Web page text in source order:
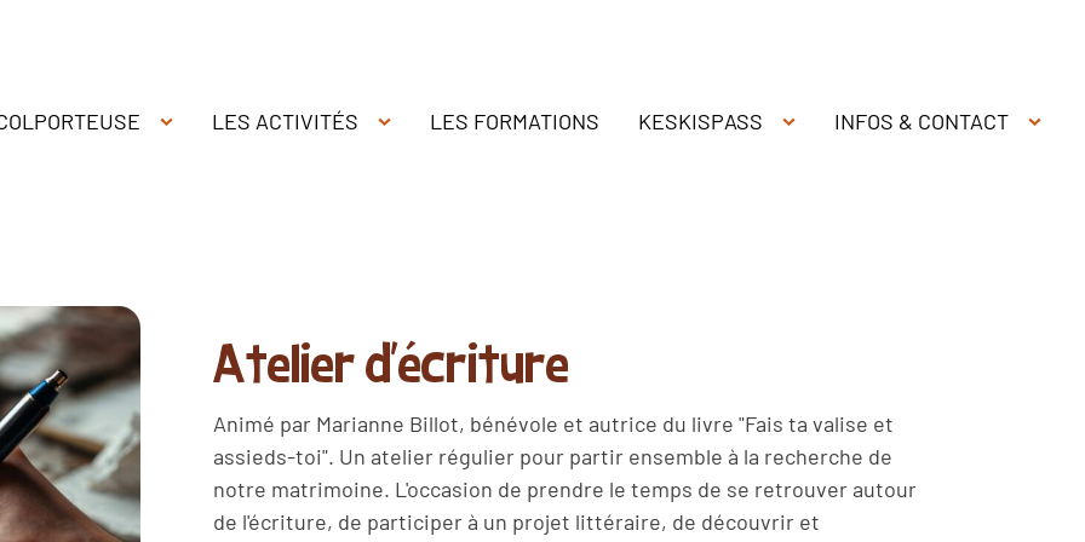
LES ACTIVITÉS LES FORMATIONS KESKISPASS INFOS & CONTACT
Atelier d'écriture
Animé par Marianne Billot, bénévole et autrice du livre "Fais ta valise et
assieds-toi". Un atelier régulier pour partir ensemble à la recherche de
notre matrimoine. L'occasion de prendre le temps de se retrouver autour
de l'écriture, de participer à un projet littéraire, de découvrir et